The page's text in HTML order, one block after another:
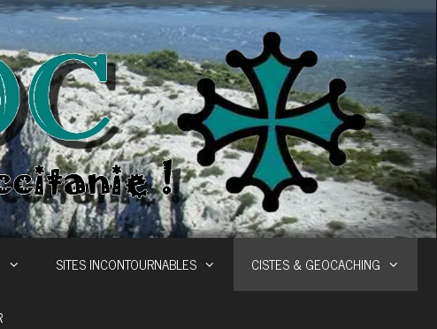
SITES INCONTOURNABLES CISTES & GEOCACHING